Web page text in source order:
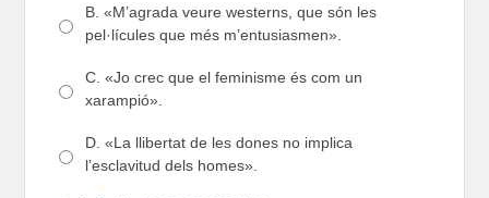
B. «M’agrada veure westerns, que són les
pel·lícules que més m’entusiasmen».
C. «Jo crec que el feminisme és com un
xarampió».
D. «La llibertat de les dones no implica
l’esclavitud dels homes».